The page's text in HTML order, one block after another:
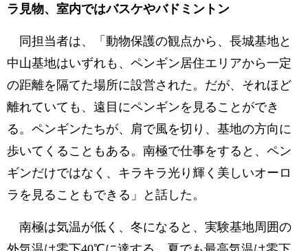
ラ見物、室内ではバスケやバドミントン
同担当者は、「動物保護の観点から、長城基地と
中山基地はいずれも、ペンギン居住エリアから一定
の距離を隔てた場所に設営された。だが、それほど
離れていても、遠目にペンギンを見ることができ
る。ペンギンたちが、肩で風を切り、基地の方向に
歩いてくることもある。南極で仕事をすると、ペン
ギンだけではなく、キラキラ光り輝く美しいオーロ
ラを見ることもできる」と話した。
南極は気温が低く、冬になると、実験基地周囲の